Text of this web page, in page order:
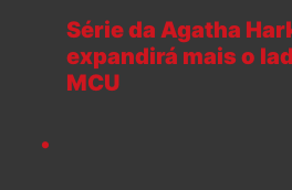
Série da Agatha
expandirá mais o
MCU